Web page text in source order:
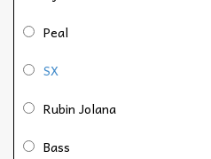
Peal
SX
Rubin Jolana
Bass